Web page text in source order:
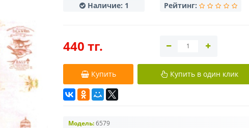
Наличие: 1 Рейтинг:
440 тг.
Купить Купить в один клик
Модель:6579